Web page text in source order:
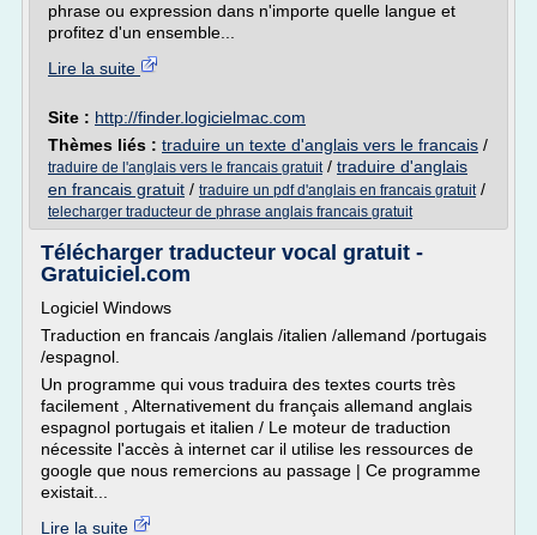
phrase ou expression dans n'importe quelle langue et
profitez d'un ensemble...
Lire la suite
Site : http://finder.logicielmac.com
Thèmes liés : traduire un texte d'anglais vers le francais /
traduire de l'anglais vers le francais gratuit/ traduire d'anglais
en francais gratuit / traduire un pdf d'anglais en francais gratuit/
telecharger traducteur de phrase anglais francais gratuit
Télécharger traducteur vocal gratuit -
Gratuiciel.com
Logiciel Windows
Traduction en francais /anglais /italien /allemand /portugais
/espagnol.
Un programme qui vous traduira des textes courts très
facilement , Alternativement du français allemand anglais
espagnol portugais et italien / Le moteur de traduction
nécessite l'accès à internet car il utilise les ressources de
google que nous remercions au passage | Ce programme
existait...
Lire la suite